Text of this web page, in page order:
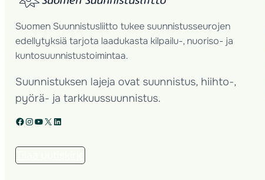
Suomen Suunnistusliitto tukee suunnistusseurojen
edellytyksiä tarjota laadukasta kilpailu-, nuoriso- ja
kuntosuunnistustoimintaa.
Suunnistuksen lajeja ovat suunnistus, hiihto-,
pyörä- ja tarkkuussuunnistus.
Facebook Instagram YouTube X LinkedIn